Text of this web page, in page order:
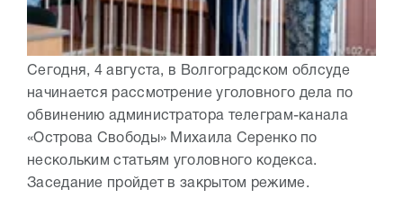
Сегодня, 4 августа, в Волгоградском облсуде
начинается рассмотрение уголовного дела по
обвинению администратора телеграм-канала
«Острова Свободы» Михаила Серенко по
нескольким статьям уголовного кодекса.
Заседание пройдет в закрытом режиме.